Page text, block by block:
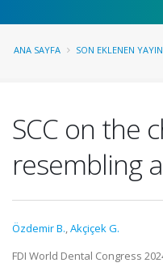
ANA SAYFA SON EKLENEN
SCC on the
resembling
Özdemir B.,Akçiçek G.
FDI World Dental Congress